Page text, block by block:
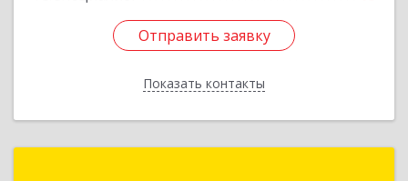
Отправить заявку
Показать контакты
Отправить заявку
Назад